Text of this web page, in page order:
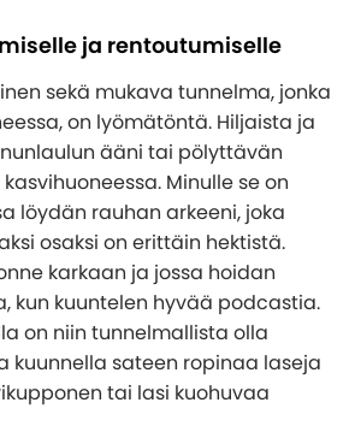
ja rentoutumiselle
sekä mukava tunnelma, jonka
on lyömätöntä. Hiljaista ja
ääni tai pölyttävän
Minulle se on
löydän rauhan arkeeni, joka
osaksi on erittäin hektistä.
karkaan ja jossa hoidan
kun kuuntelen hyvää podcastia.
on niin tunnelmallista olla
kuunnella sateen ropinaa laseja
tai lasi kuohuvaa